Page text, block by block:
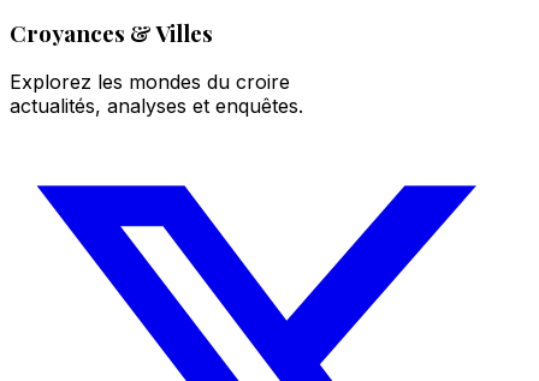
Croyances & Villes
Explorez les mondes du croire
actualités, analyses et enquêtes.